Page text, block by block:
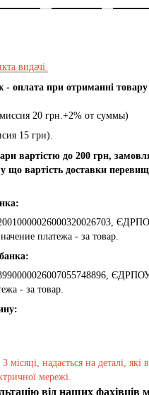
видачі
оплата при отриманні товару
20 грн.+2% от суммы)
15 грн).
вартістю до 200 грн,
що вартість доставки
платежа - за товар.
ЄДРПОУ
- за товар.
місяці, надається на деталі, які
мережі.
від наших фахівців